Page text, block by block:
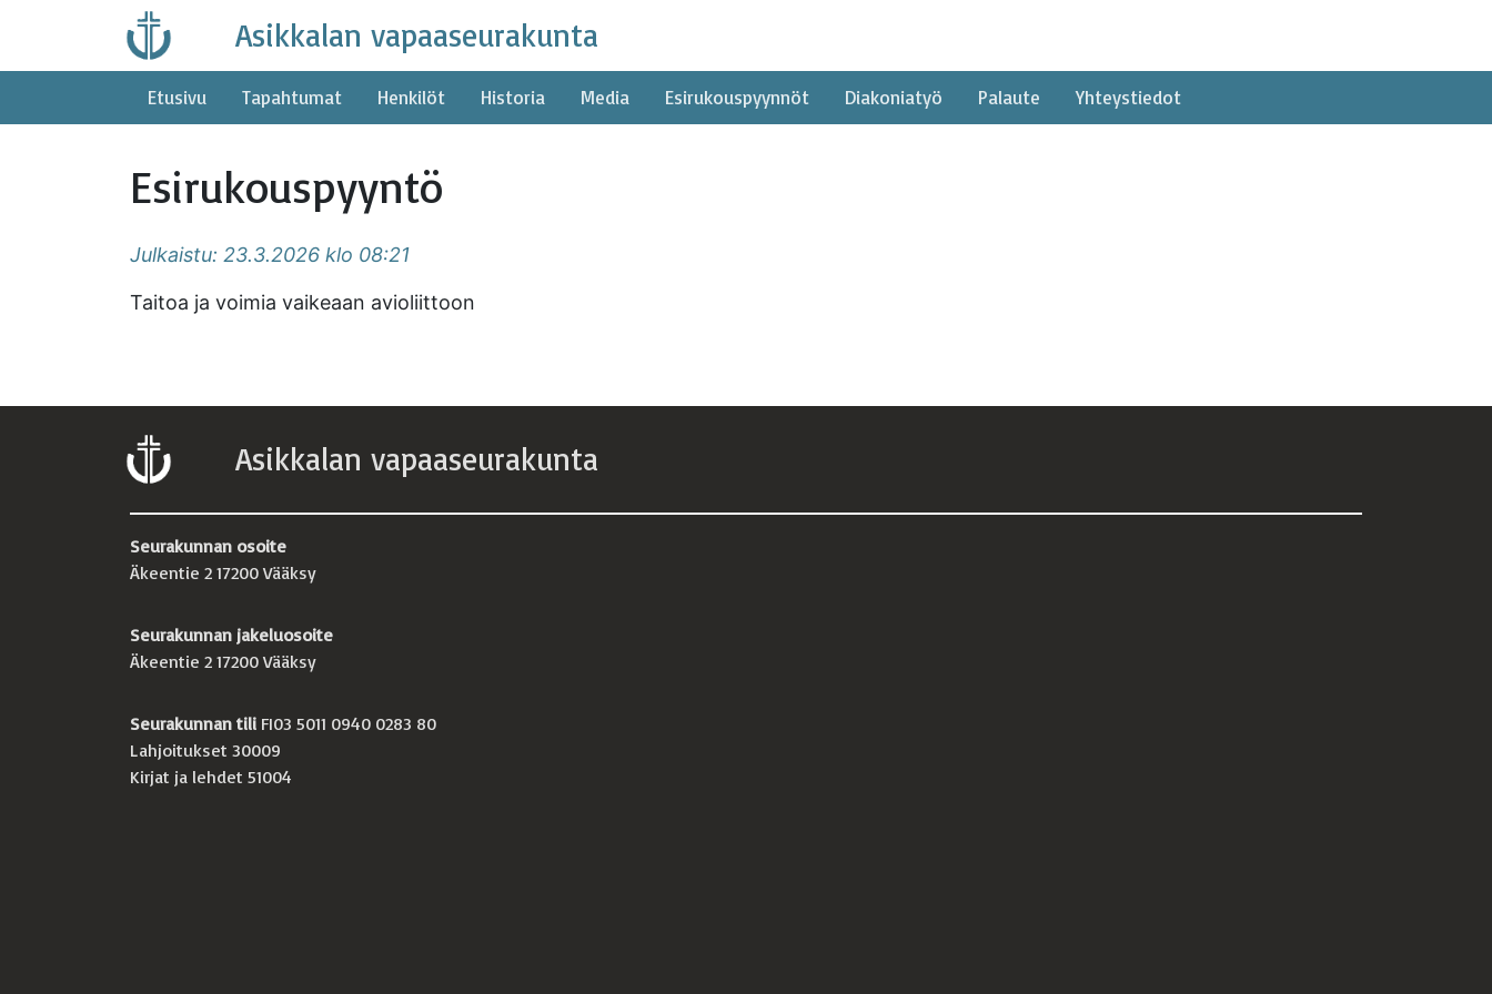
content
Asikkalan vapaaseurakunta
Etusivu Tapahtumat Henkilöt Historia Media Esirukouspyynnöt Diakoniatyö Palaute Yhteystiedot
Esirukouspyyntö
Julkaistu: 23.3.2026 klo 08:21
Taitoa ja voimia vaikeaan avioliittoon
Asikkalan vapaaseurakunta
Seurakunnan osoite
Äkeentie 2 17200 Vääksy
Seurakunnan jakeluosoite
Äkeentie 2 17200 Vääksy
Seurakunnan tili FI03 5011 0940 0283 80
Lahjoitukset 30009
Kirjat ja lehdet 51004